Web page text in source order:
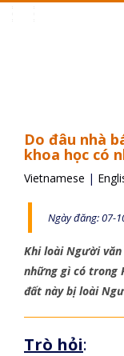
Do đâu nhà
khoa học có
Vietnamese |
Ngày đăng: 07-
Khi loài Người
những gì có trong
đất này bị loài
Trò hỏi: